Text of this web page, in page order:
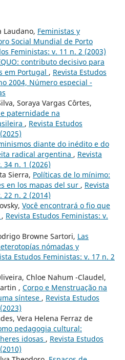
Laudano, Feministas y
Social Mundial de Porto
Feministas: v. 11 n. 2 (2003)
contributo decisivo para
em Portugal , Revista Estudos
2004, Número especial -
Soraya Vargas Côrtes,
paternidade na
, Revista Estudos
diante do inédito e do
radical argentina , Revista
34 n. 1 (2026)
Sierra, Políticas de lo mínimo:
en los mapas del sur , Revista
22 n. 2 (2014)
Você encontrará o fio que
, Revista Estudos Feministas: v.
Browne Sartori, Las
nómadas y
Estudos Feministas: v. 17 n. 2
Chloe Nahum -Claudel,
, Corpo e Menstruação na
síntese , Revista Estudos
Vera Helena Ferraz de
pedagogia cultural:
idosas , Revista Estudos